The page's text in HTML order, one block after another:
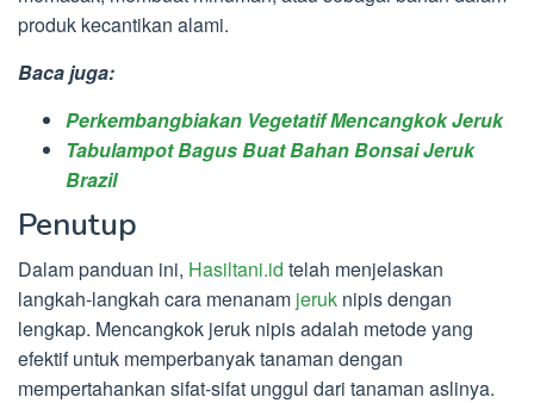
produk kecantikan alami.
Baca juga:
Perkembangbiakan Vegetatif Mencangkok Jeruk
Tabulampot Bagus Buat Bahan Bonsai Jeruk
Brazil
Penutup
Dalam panduan ini, Hasiltani.id telah menjelaskan
langkah-langkah cara menanam jeruk nipis dengan
lengkap. Mencangkok jeruk nipis adalah metode yang
efektif untuk memperbanyak tanaman dengan
mempertahankan sifat-sifat unggul dari tanaman aslinya.